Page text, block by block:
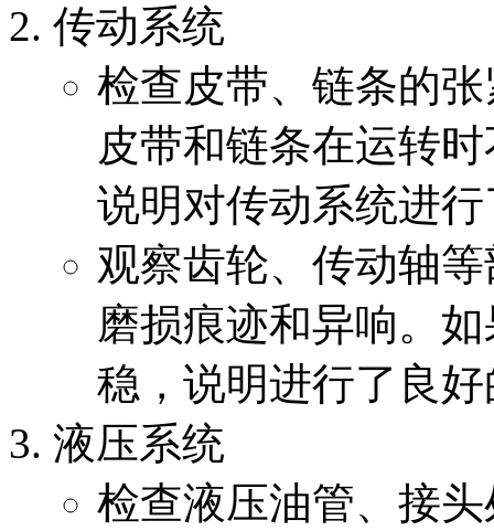
传动系统
检查皮带、链条的
皮带和链条在运转
说明对传动系统进
观察齿轮、传动轴
磨损痕迹和异响。
稳，说明进行了良
液压系统
检查液压油管、接